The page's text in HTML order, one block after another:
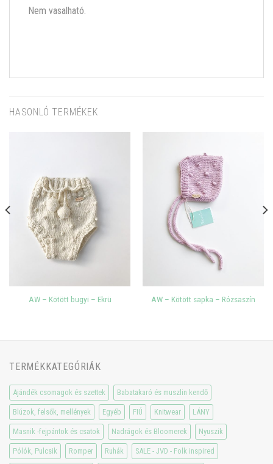
Nem vasalható.
HASONLÓ TERMÉKEK
AW – Kötött bugyi – Ekrü AW – Kötött sapka – Rózsaszín
TERMÉKKATEGÓRIÁK
Ajándék csomagok és szettek Babatakaró és muszlin kendő
Blúzok, felsők, mellények Egyéb FIÚ Knitwear LÁNY
Masnik -fejpántok és csatok Nadrágok és Bloomerek Nyuszik
Pólók, Pulcsik Romper Ruhák SALE - JVD - Folk inspired